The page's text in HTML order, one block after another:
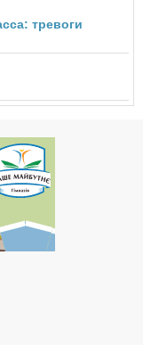
тревоги